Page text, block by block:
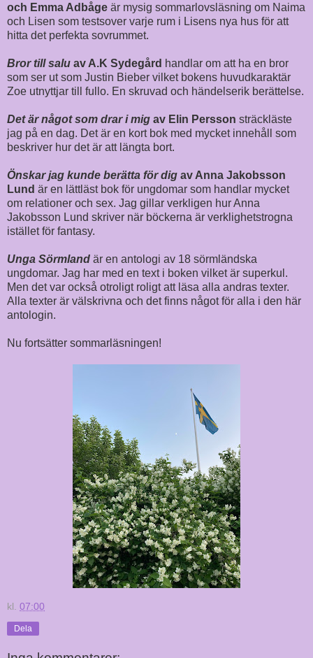
och Emma Adbåge är mysig sommarlovsläsning om Naima
och Lisen som testsover varje rum i Lisens nya hus för att
hitta det perfekta sovrummet.
Bror till salu av A.K Sydegård handlar om att ha en bror
som ser ut som Justin Bieber vilket bokens huvudkaraktär
Zoe utnyttjar till fullo. En skruvad och händelserik berättelse.
Det är något som drar i mig av Elin Persson sträckläste
jag på en dag. Det är en kort bok med mycket innehåll som
beskriver hur det är att längta bort.
Önskar jag kunde berätta för dig av Anna Jakobsson
Lund är en lättläst bok för ungdomar som handlar mycket
om relationer och sex. Jag gillar verkligen hur Anna
Jakobsson Lund skriver när böckerna är verklighetstrogna
istället för fantasy.
Unga Sörmland är en antologi av 18 sörmländska
ungdomar. Jag har med en text i boken vilket är superkul.
Men det var också otroligt roligt att läsa alla andras texter.
Alla texter är välskrivna och det finns något för alla i den här
antologin.
Nu fortsätter sommarläsningen!
kl. 07:00
Dela